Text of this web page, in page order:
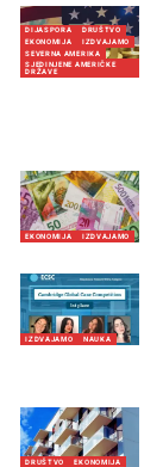
DIJASPORA
DRUŠTVO
EKONOMIJA
IZDVAJAMO
SEVERNA AMERIKA
SJEDINJENE AMERIČKE
DRŽAVE
EKONOMIJA IZDVAJAMO
IZDVAJAMO NAUKA
DRUŠTVO
EKONOMIJA